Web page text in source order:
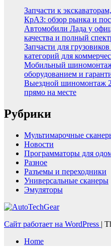
Запчасти к
КрАЗ: обзор рынка и
Автомобили Лада у
качества и полный
Запчасти для
категорий для
Мобильный
оборудованием и
Выездной шиномонтаж
прямо на месте
Рубрики
Мультимарочные
Новости
Программаторы для
Разное
Разъемы и переходники
Универсальные сканеры
Эмуляторы
Сайт работает на WordPress |
Home